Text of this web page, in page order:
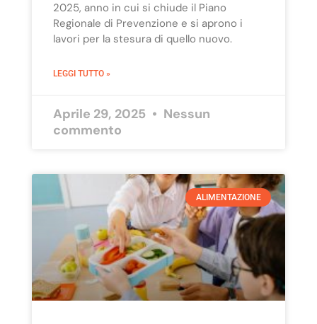
2025, anno in cui si chiude il Piano
Regionale di Prevenzione e si aprono i
lavori per la stesura di quello nuovo.
LEGGI TUTTO »
Aprile 29, 2025
Nessun
commento
ALIMENTAZIONE